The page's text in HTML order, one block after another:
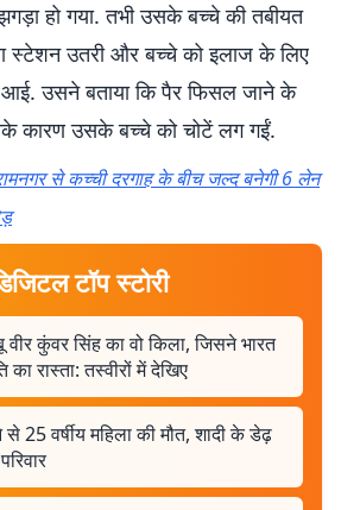
हो गया. तभी उसके बच्चे की तबीयत
स्टेशन उतरी और बच्चे को इलाज के लिए
उसने बताया कि पैर फिसल जाने के
कारण उसके बच्चे को चोटें लग गईं.
से कच्ची दरगाह के बीच जल्द बनेगी 6 लेन
टॉप स्टोरी
कुंवर सिंह का वो किला, जिसने भारत
का रास्ता: तस्वीरों में देखिए
25 वर्षीय महिला की मौत, शादी के डेढ़